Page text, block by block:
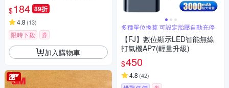
$184 89折
4.8 (13)
限時下殺 券
加入購物車
多種單位換算 可設定胎壓自動充停
【FJ】數位顯示LED智能無線
打氣機AP7(輕量升級)
$450
4.8 (42)